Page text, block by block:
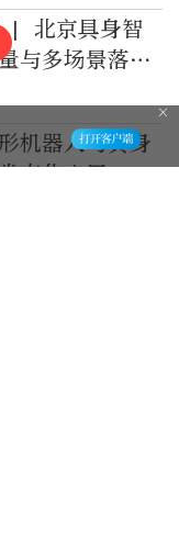
| 北京具身智
与多场景落地
机器人与具身
态化应用